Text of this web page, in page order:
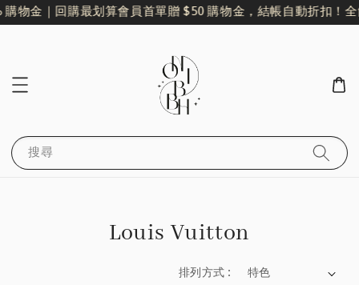
物金｜回購最划算會員首單贈 $50 購物金，結帳自動折扣！
搜尋
Louis Vuitton
排列方式 :